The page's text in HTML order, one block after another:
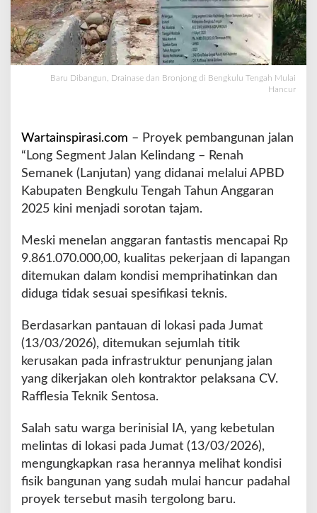
a
e
d
a
n
n
j
n
g
d
B
n
g
k
l
T
e
n
M
u
l
a
H
Baru Dibangun, Drainase dan Bronjong di Bengkulu Tengah Mulai
Hancur
Wartainspirasi.com – Proyek pembangunan jalan
“Long Segment Jalan Kelindang – Renah
Semanek (Lanjutan) yang didanai melalui APBD
Kabupaten Bengkulu Tengah Tahun Anggaran
2025 kini menjadi sorotan tajam.
Meski menelan anggaran fantastis mencapai Rp
9.861.070.000,00, kualitas pekerjaan di lapangan
ditemukan dalam kondisi memprihatinkan dan
diduga tidak sesuai spesifikasi teknis.
Berdasarkan pantauan di lokasi pada Jumat
(13/03/2026), ditemukan sejumlah titik
kerusakan pada infrastruktur penunjang jalan
yang dikerjakan oleh kontraktor pelaksana CV.
Rafflesia Teknik Sentosa.
Salah satu warga berinisial IA, yang kebetulan
melintas di lokasi pada Jumat (13/03/2026),
mengungkapkan rasa herannya melihat kondisi
fisik bangunan yang sudah mulai hancur padahal
proyek tersebut masih tergolong baru.